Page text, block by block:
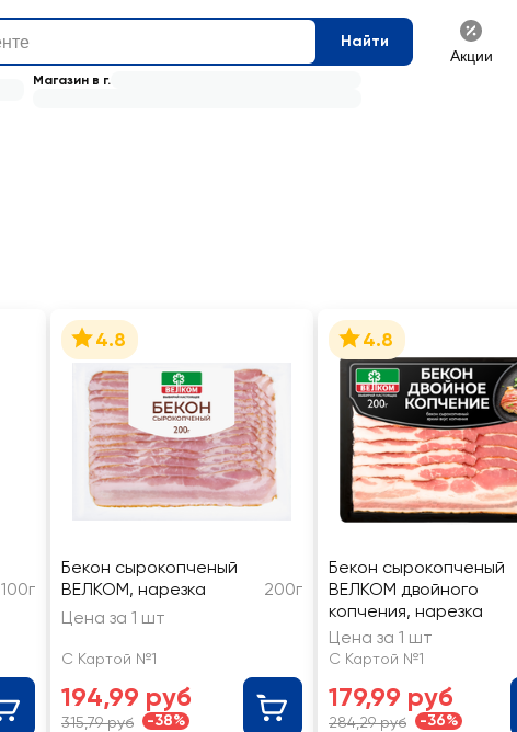
Найти
Акции
Магазин в г.
100г
4.8
Бекон сырокопченый
ВЕЛКОМ, нарезка
200г
Цена за 1 шт
С Картой №1
194,99 руб
315,79 руб -38%
4.8
Бекон сырокопченый
ВЕЛКОМ двойного
копчения, нарезка
Цена за 1 шт
С Картой №1
179,99 руб
284,29 руб -36%